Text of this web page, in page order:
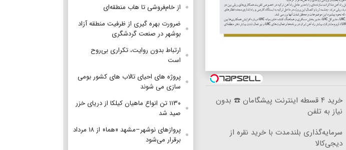
خرید ۴ قسطه اینترنت پیشگامان ☎️ بدون
نیاز به تلفن
سرمایه‌گذاری بلندمدت با خرید نقره از
دیجی‌کالا
از خام‌فروشی تا هاب منطقه‌ای
ضرورت بهره گیری از ظرفیت منطقه آزاد
بوشهر در صنعت گردشگری
ارتباط بدون روایت، تکراری بی‌روح
است
پروژه های احیای تالاب های کشور بومی
سازی می شوند
۱۱۳۰ تن انواع ماهیان کیلکا از دریای خزر
صید شد
پروازهای نوشهر–مشهد «هما» از ۱۸ مرداد
برقرار می‌شود